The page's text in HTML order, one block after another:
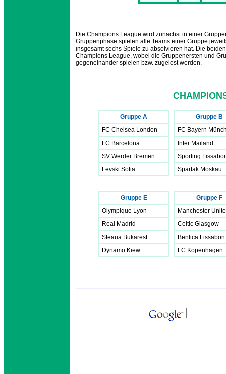
Die Champions League wird zunächst in einer
Gruppenphase spielen alle Teams einer Gruppe
insgesamt sechs Spiele zu absolvieren hat. Die
Champions League, wobei die Gruppenersten und
gegeneinander spielen bzw. zugelost werden.
Gruppe A
FC Chelsea London
FC Barcelona
SV Werder Bremen
Levski Sofia
Gruppe B
FC Bayern
Inter Mailand
Sporting
Spartak Moskau
Gruppe E
Olympique Lyon
Real Madrid
Steaua Bukarest
Dynamo Kiew
Gruppe F
Manchester
Celtic Glasgow
Benfica Lissabon
FC Kopenhagen